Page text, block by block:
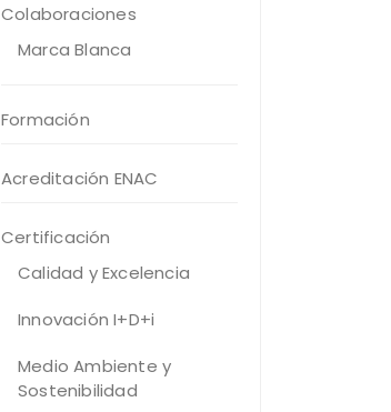
Colaboraciones
Marca Blanca
Formación
Acreditación ENAC
Certificación
Calidad y Excelencia
Innovación I+D+i
Medio Ambiente y
Sostenibilidad